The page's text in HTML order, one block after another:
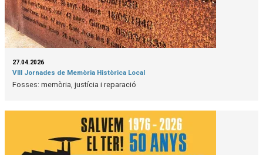
27.04.2026
VIII Jornades de Memòria Històrica Local
Fosses: memòria, justícia i reparació